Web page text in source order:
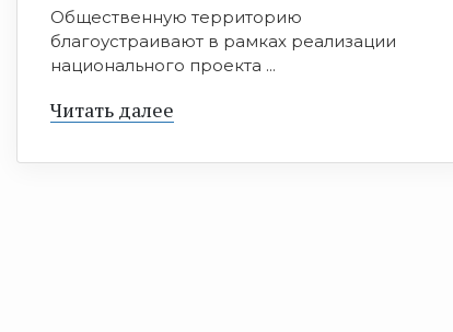
Общественную территорию
благоустраивают в рамках реализации
национального проекта ...
Читать далее